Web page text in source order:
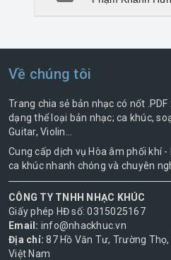
Về chúng tôi
Trang chia sẻ bản nhạc có nốt
dạng thể loại bản nhạc; ca khúc,
Guitar, Violin...
Cung cấp dịch vụ Hòa âm phối khí
ca khúc nhanh chóng và chuyên
CÔNG TY TNHH NHẠC KHÚC
Giấy phép HĐ số: 0315025167
Email: info@nhackhuc.vn
Địa chỉ: 87 Hồ Văn Tư, Trường
Việt Nam